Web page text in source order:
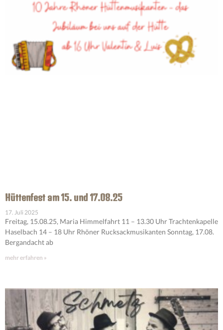
Hüttenfest am 15. und 17.08.25
17. Juli 2025
Freitag, 15.08.25, Maria Himmelfahrt 11 – 13.30 Uhr Trachtenkapelle
Haselbach 14 – 18 Uhr Rhöner Rucksackmusikanten Sonntag, 17.08.
Bergandacht ab
mehr erfahren »